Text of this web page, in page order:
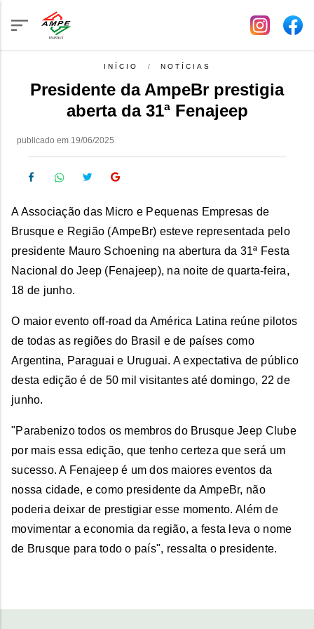
INÍCIO NOTÍCIAS
Presidente da AmpeBr prestigia
aberta da 31ª Fenajeep
publicado em 19/06/2025
A Associação das Micro e Pequenas Empresas de
Brusque e Região (AmpeBr) esteve representada pelo
presidente Mauro Schoening na abertura da 31ª Festa
Nacional do Jeep (Fenajeep), na noite de quarta-feira,
18 de junho.
O maior evento off-road da América Latina reúne pilotos
de todas as regiões do Brasil e de países como
Argentina, Paraguai e Uruguai. A expectativa de público
desta edição é de 50 mil visitantes até domingo, 22 de
junho.
"Parabenizo todos os membros do Brusque Jeep Clube
por mais essa edição, que tenho certeza que será um
sucesso. A Fenajeep é um dos maiores eventos da
nossa cidade, e como presidente da AmpeBr, não
poderia deixar de prestigiar esse momento. Além de
movimentar a economia da região, a festa leva o nome
de Brusque para todo o país", ressalta o presidente.